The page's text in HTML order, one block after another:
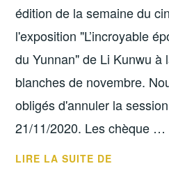
édition de la semaine du
l'exposition "L’incroyable
du Yunnan" de Li Kunwu à
blanches de novembre.
obligés d'annuler la
21/11/2020. Les chèque …
LIRE LA SUITE DE